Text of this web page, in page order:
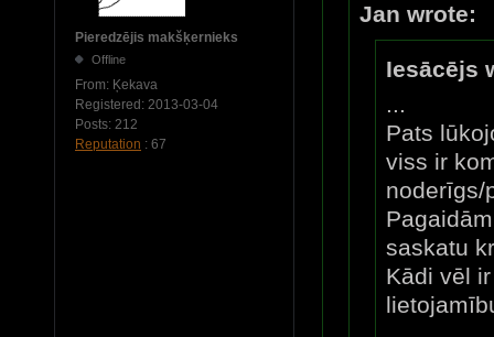
Pieredzējis makšķernieks
Offline
From: Ķekava
Registered: 2013-03-04
Posts: 212
Reputation : 67
Jan wrote:
Iesācējs
...
Pats
viss ir
noderīgs/
saskatu
Kādi vēl